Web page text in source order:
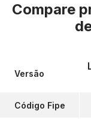
Compare
Versão
Código Fipe